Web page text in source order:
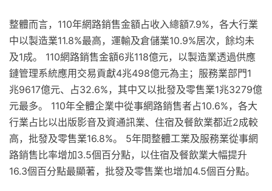
整體而言，110年網路銷售金額占收入總額7.9%，各大行業
中以製造業11.8%最高，運輸及倉儲業10.9%居次，餘均未
及1成。 110網路銷售金額6兆118億元，以製造業透過供應
鏈管理系統應用交易貢獻4兆498億元為主；服務業部門1
兆9617億元、占32.6%，其中又以批發及零售業1兆3279億
元最多。 110年全體企業中從事網路銷售者占10.6%，各大
行業占比以出版影音及資通訊業、住宿及餐飲業都近2成較
高，批發及零售業16.8%。 5年間整體工業及服務業從事網
路銷售比率增加3.5個百分點，以住宿及餐飲業大幅提升
16.3個百分點最顯著，批發及零售業也增加4.5個百分點。